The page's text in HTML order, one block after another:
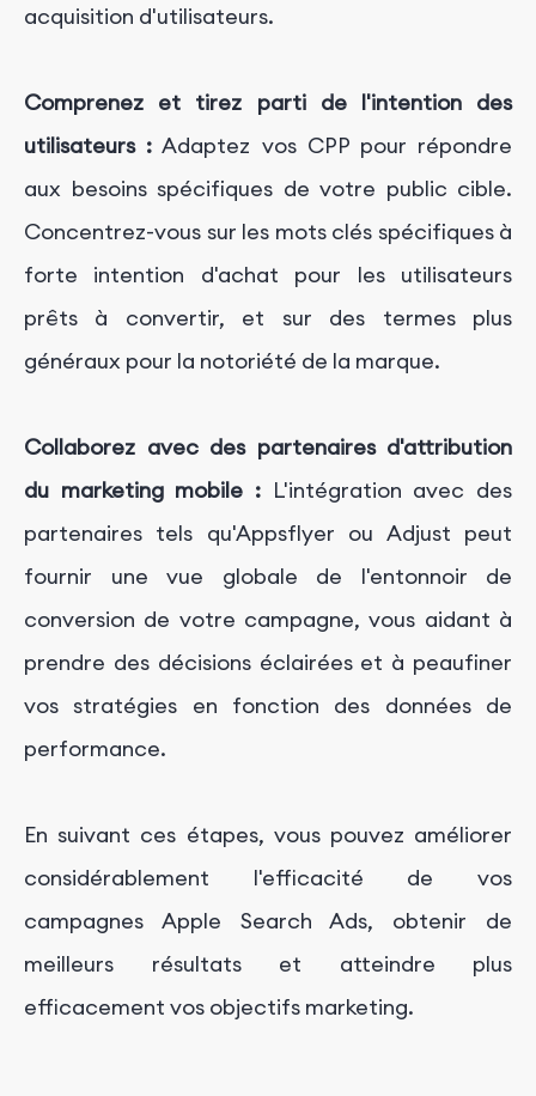
acquisition d'utilisateurs.
Comprenez et tirez parti de l'intention des
utilisateurs : Adaptez vos CPP pour répondre
aux besoins spécifiques de votre public cible.
Concentrez-vous sur les mots clés spécifiques à
forte intention d'achat pour les utilisateurs
prêts à convertir, et sur des termes plus
généraux pour la notoriété de la marque.
Collaborez avec des partenaires d'attribution
du marketing mobile : L'intégration avec des
partenaires tels qu'Appsflyer ou Adjust peut
fournir une vue globale de l'entonnoir de
conversion de votre campagne, vous aidant à
prendre des décisions éclairées et à peaufiner
vos stratégies en fonction des données de
performance.
En suivant ces étapes, vous pouvez améliorer
considérablement l'efficacité de vos
campagnes Apple Search Ads, obtenir de
meilleurs résultats et atteindre plus
efficacement vos objectifs marketing.